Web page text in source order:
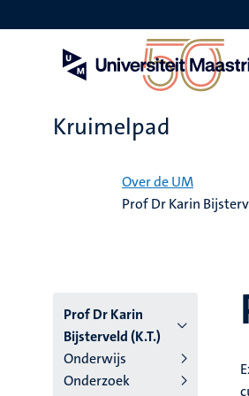
en
Kruimelpad
Over de UM
Prof Dr Karin
Prof Dr Karin
Bijsterveld (K.T.)
Onderwijs
Onderzoek